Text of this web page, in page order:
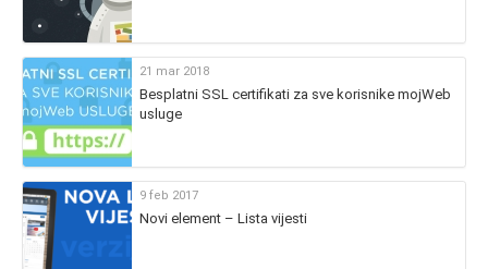
21 mar 2018
Besplatni SSL certifikati za sve korisnike mojWeb
usluge
9 feb 2017
Novi element – Lista vijesti